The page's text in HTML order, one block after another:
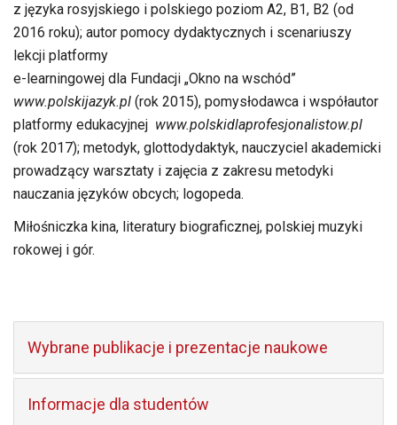
z języka rosyjskiego i polskiego poziom A2, B1, B2 (od
2016 roku); autor pomocy dydaktycznych i scenariuszy
lekcji platformy
e-learningowej dla Fundacji „Okno na wschód”
www.polskijazyk.pl (rok 2015), pomysłodawca i współautor
platformy edukacyjnej www.polskidlaprofesjonalistow.pl
(rok 2017); metodyk, glottodydaktyk, nauczyciel akademicki
prowadzący warsztaty i zajęcia z zakresu metodyki
nauczania języków obcych; logopeda.
Miłośniczka kina, literatury biograficznej, polskiej muzyki
rokowej i gór.
Wybrane publikacje i prezentacje naukowe
Informacje dla studentów